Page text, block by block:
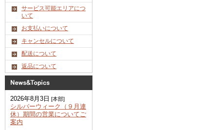
サービス可能エリアにつ
いて
お支払いについて
キャンセルについて
配送について
返品について
2026年8月3日 [本部]
シルバーウィーク（９月連
休）期間の営業についてご
案内